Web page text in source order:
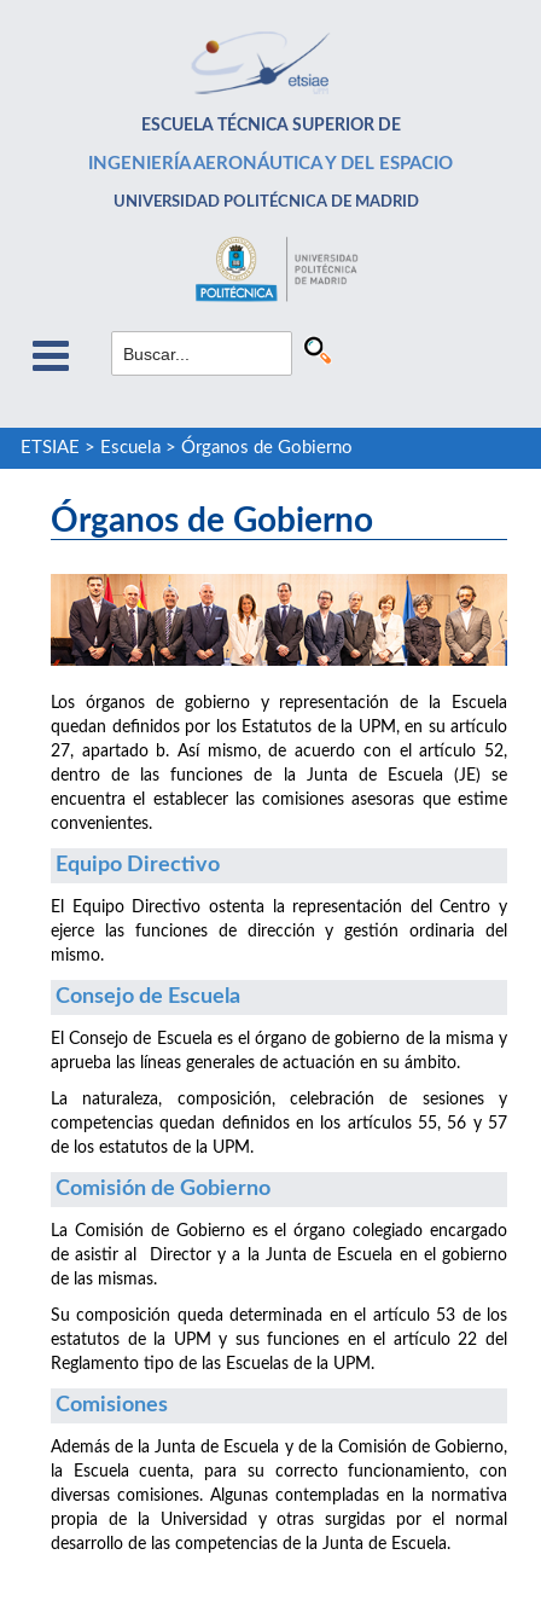
ESCUELA TÉCNICA SUPERIOR DE
INGENIERÍA AERONÁUTICA Y DEL ESPACIO
UNIVERSIDAD POLITÉCNICA DE MADRID
ETSIAE > Escuela> Órganos de Gobierno
Órganos de Gobierno
Los órganos de gobierno y representación de la Escuela
quedan definidos por los Estatutos de la UPM, en su artículo
27, apartado b. Así mismo, de acuerdo con el artículo 52,
dentro de las funciones de la Junta de Escuela (JE) se
encuentra el establecer las comisiones asesoras que estime
convenientes.
Equipo Directivo
El Equipo Directivo ostenta la representación del Centro y
ejerce las funciones de dirección y gestión ordinaria del
mismo.
Consejo de Escuela
El Consejo de Escuela es el órgano de gobierno de la misma y
aprueba las líneas generales de actuación en su ámbito.
La naturaleza, composición, celebración de sesiones y
competencias quedan definidos en los artículos 55, 56 y 57
de los estatutos de la UPM.
Comisión de Gobierno
La Comisión de Gobierno es el órgano colegiado encargado
de asistir al Director y a la Junta de Escuela en el gobierno
de las mismas.
Su composición queda determinada en el artículo 53 de los
estatutos de la UPM y sus funciones en el artículo 22 del
Reglamento tipo de las Escuelas de la UPM.
Comisiones
Además de la Junta de Escuela y de la Comisión de Gobierno,
la Escuela cuenta, para su correcto funcionamiento, con
diversas comisiones. Algunas contempladas en la normativa
propia de la Universidad y otras surgidas por el normal
desarrollo de las competencias de la Junta de Escuela.